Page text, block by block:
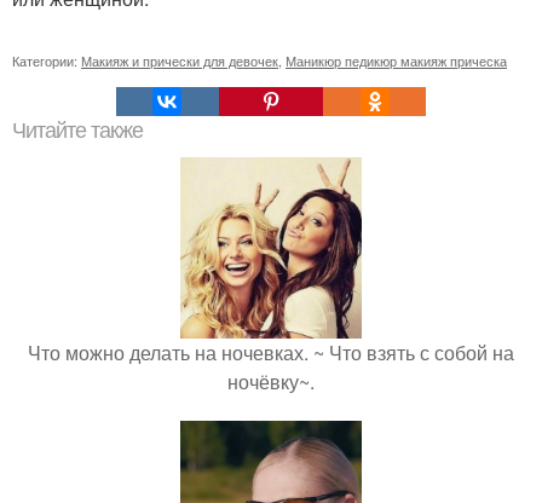
Категории: Макияж и прически для девочек Маникюр педикюр макияж прическа
Читайте также
Что можно делать на ночевках. ~ Что взять с собой на
ночёвку~.